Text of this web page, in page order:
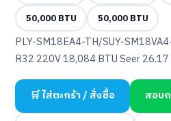
50,000 BTU
50,000 BTU
PLY-SM18EA4-TH/SUY-
R32 220V 18,084 BTU Seer
🛒 ใส่ตะกร้า / สั่งซื้อ สอบ